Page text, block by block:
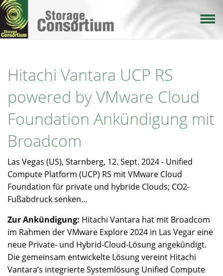
Direkt
zum
Inhalt
Hitachi Vantara UCP RS
powered by VMware Cloud
Foundation Ankündigung mit
Broadcom
Las Vegas (US), Starnberg, 12. Sept. 2024 - Unified
Compute Platform (UCP) RS mit VMware Cloud
Foundation für private und hybride Clouds; CO2-
Fußabdruck senken...
Zur Ankündigung: Hitachi Vantara hat mit Broadcom
im Rahmen der VMware Explore 2024 in Las Vegar eine
neue Private- und Hybrid-Cloud-Lösung angekündigt.
Die gemeinsam entwickelte Lösung vereint Hitachi
Vantara’s integrierte Systemlösung Unified Compute